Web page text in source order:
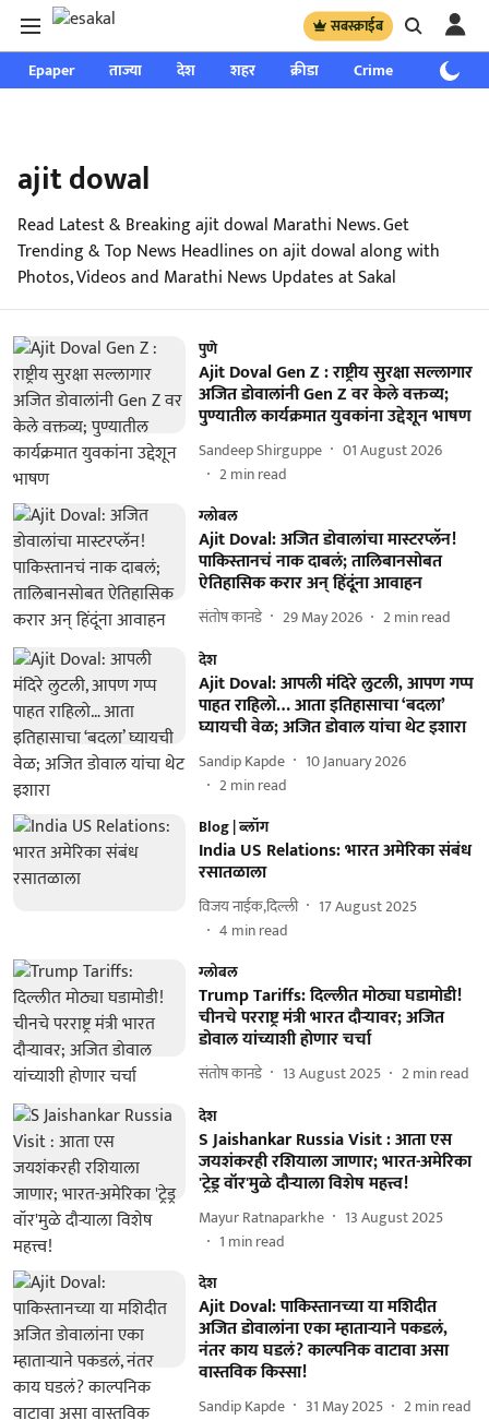
सबस्क्राईब
Epaper ताज्या देश शहर क्रीडा Crime साप्ताहिक
ajit dowal
Read Latest & Breaking ajit dowal Marathi News. Get
Trending & Top News Headlines on ajit dowal along with
Photos, Videos and Marathi News Updates at Sakal
पुणे
Ajit Doval Gen Z : राष्ट्रीय सुरक्षा सल्लागार
अजित डोवालांनी Gen Z वर केले वक्तव्य;
पुण्यातील कार्यक्रमात युवकांना उद्देशून भाषण
Sandeep Shirguppe
01 August 2026
2min read
ग्लोबल
Ajit Doval: अजित डोवालांचा मास्टरप्लॅन!
पाकिस्तानचं नाक दाबलं; तालिबानसोबत
ऐतिहासिक करार अन् हिंदूंना आवाहन
संतोष कानडे 29 May 2026 2min read
देश
Ajit Doval: आपली मंदिरे लुटली, आपण गप्प
पाहत राहिलो… आता इतिहासाचा ‘बदला’
घ्यायची वेळ; अजित डोवाल यांचा थेट इशारा
Sandip Kapde
10 January 2026
2min read
Blog | ब्लॉग
India US Relations: भारत अमेरिका संबंध
रसातळाला
विजय नाईक,दिल्ली
17 August 2025
4 min read
ग्लोबल
Trump Tariffs: दिल्लीत मोठ्या घडामोडी!
चीनचे परराष्ट्र मंत्री भारत दौऱ्यावर; अजित
डोवाल यांच्याशी होणार चर्चा
संतोष कानडे 13 August 2025 2min read
देश
S Jaishankar Russia Visit : आता एस
जयशंकरही रशियाला जाणार; भारत-अमेरिका
'ट्रेड्र वॉर'मुळे दौऱ्याला विशेष महत्त्व!
Mayur Ratnaparkhe
13 August 2025
1 min read
देश
Ajit Doval: पाकिस्तानच्या या मशिदीत
अजित डोवालांना एका म्हाताऱ्याने पकडलं,
नंतर काय घडलं? काल्पनिक वाटावा असा
वास्तविक किस्सा!
Sandip Kapde 31 May 2025 2min read